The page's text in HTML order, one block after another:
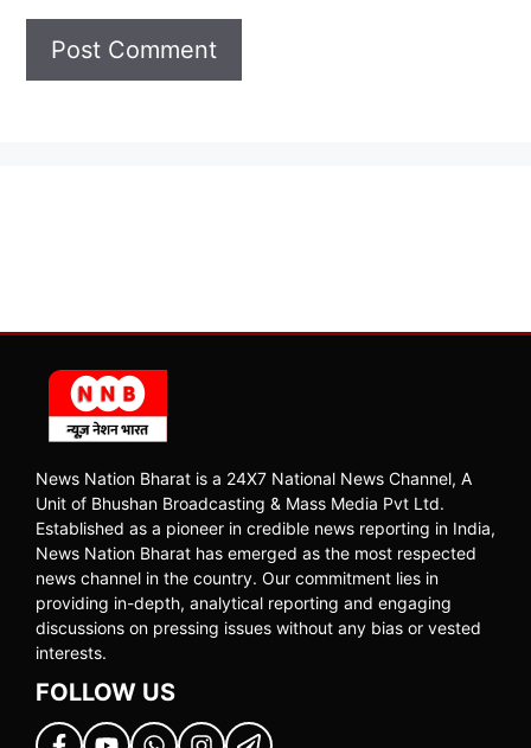
News Nation Bharat is a 24X7 National News Channel, A
Unit of Bhushan Broadcasting & Mass Media Pvt Ltd.
Established as a pioneer in credible news reporting in India,
News Nation Bharat has emerged as the most respected
news channel in the country. Our commitment lies in
providing in-depth, analytical reporting and engaging
discussions on pressing issues without any bias or vested
interests.
FOLLOW US